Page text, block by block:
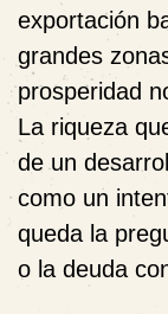
exportación
grandes
prosperidad
La riqueza
de un
como un
queda la
o la deuda